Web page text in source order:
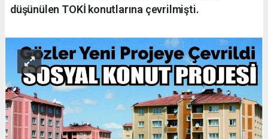
düşünülen TOKİ konutlarına çevrilmişti.